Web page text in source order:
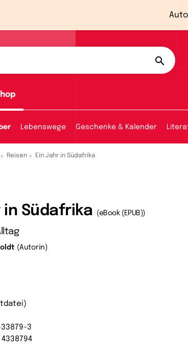
Lebenswege Geschenke & Kalender
Reisen Ein Jahr in Südafrika
in Südafrika (eBook (EPUB))
(Autorin)
33879-3